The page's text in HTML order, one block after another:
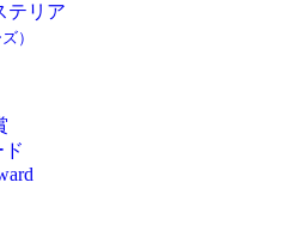
テリア
）